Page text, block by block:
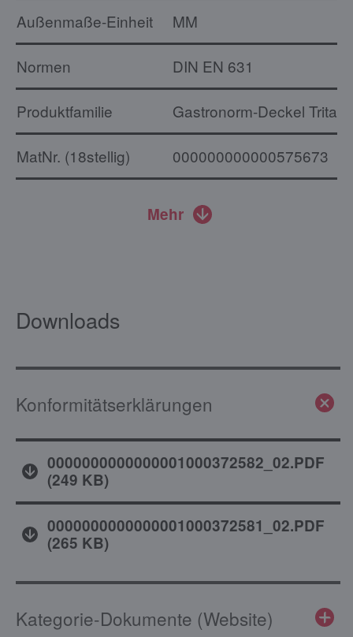
Außenmaße-Einheit MM
Normen DIN EN 631
Produktfamilie Gastronorm-Deckel Tritan
MatNr. (18stellig) 000000000000575673
Mehr
Downloads
Konformitätserklärungen
0000000000000001000372582_02.PDF
(249 KB)
0000000000000001000372581_02.PDF
(265 KB)
Kategorie-Dokumente (Website)